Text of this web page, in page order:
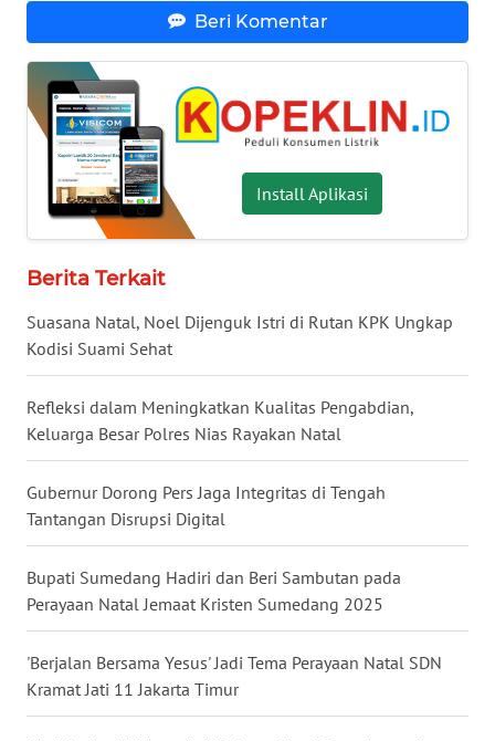
Beri Komentar
Install Aplikasi
Berita Terkait
Suasana Natal, Noel Dijenguk Istri di Rutan KPK Ungkap
Kodisi Suami Sehat
Refleksi dalam Meningkatkan Kualitas Pengabdian,
Keluarga Besar Polres Nias Rayakan Natal
Gubernur Dorong Pers Jaga Integritas di Tengah
Tantangan Disrupsi Digital
Bupati Sumedang Hadiri dan Beri Sambutan pada
Perayaan Natal Jemaat Kristen Sumedang 2025
'Berjalan Bersama Yesus' Jadi Tema Perayaan Natal SDN
Kramat Jati 11 Jakarta Timur
NUSANTARA
WN
JOGJA
WN
JATIM
BALI
WN
KALTENG
KALTARA
WN
KALSEL
WN
KALTIM